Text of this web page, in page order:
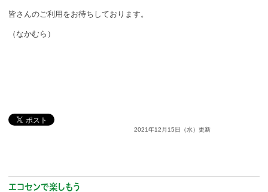
皆さんのご利用をお待ちしております。
（なかむら）
2021年12月15日（水）更新
エコセンで楽しもう